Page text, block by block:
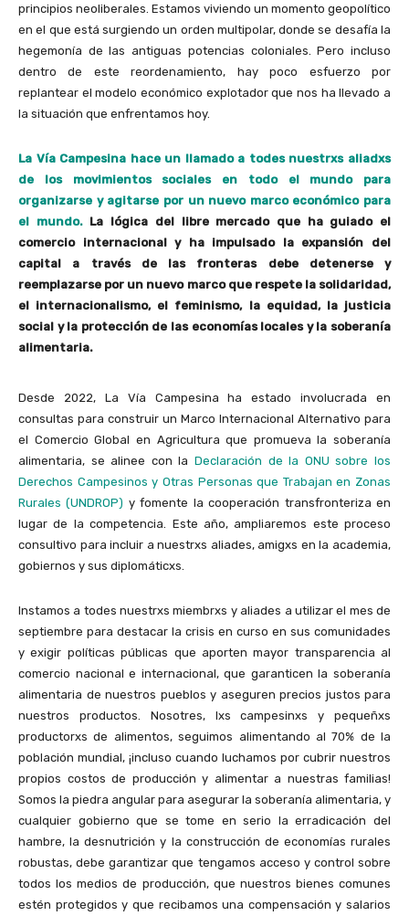
principios neoliberales. Estamos viviendo un momento geopolítico
en el que está surgiendo un orden multipolar, donde se desafía la
hegemonía de las antiguas potencias coloniales. Pero incluso
dentro de este reordenamiento, hay poco esfuerzo por
replantear el modelo económico explotador que nos ha llevado a
la situación que enfrentamos hoy.
La Vía Campesina hace un llamado a todes nuestrxs aliadxs
de los movimientos sociales en todo el mundo para
organizarse y agitarse por un nuevo marco económico para
el mundo.La lógica del libre mercado que ha guiado el
comercio internacional y ha impulsado la expansión del
capital a través de las fronteras debe detenerse y
reemplazarse por un nuevo marco que respete la solidaridad,
el internacionalismo, el feminismo, la equidad, la justicia
social y la protección de las economías locales y la soberanía
alimentaria.
Desde 2022, La Vía Campesina ha estado involucrada en
consultas para construir un Marco Internacional Alternativo para
el Comercio Global en Agricultura que promueva la soberanía
alimentaria, se alinee con la Declaración de la ONU sobre los
Derechos Campesinos y Otras Personas que Trabajan en Zonas
Rurales (UNDROP) y fomente la cooperación transfronteriza en
lugar de la competencia. Este año, ampliaremos este proceso
consultivo para incluir a nuestrxs aliades, amigxs en la academia,
gobiernos y sus diplomáticxs.
Instamos a todes nuestrxs miembrxs y aliades a utilizar el mes de
septiembre para destacar la crisis en curso en sus comunidades
y exigir políticas públicas que aporten mayor transparencia al
comercio nacional e internacional, que garanticen la soberanía
alimentaria de nuestros pueblos y aseguren precios justos para
nuestros productos. Nosotres, lxs campesinxs y pequeñxs
productorxs de alimentos, seguimos alimentando al 70% de la
población mundial, ¡incluso cuando luchamos por cubrir nuestros
propios costos de producción y alimentar a nuestras familias!
Somos la piedra angular para asegurar la soberanía alimentaria, y
cualquier gobierno que se tome en serio la erradicación del
hambre, la desnutrición y la construcción de economías rurales
robustas, debe garantizar que tengamos acceso y control sobre
todos los medios de producción, que nuestros bienes comunes
estén protegidos y que recibamos una compensación y salarios